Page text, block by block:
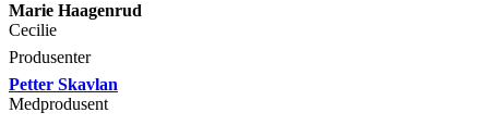
Marie Haagenrud
Cecilie
Produsenter
Petter Skavlan
Medprodusent